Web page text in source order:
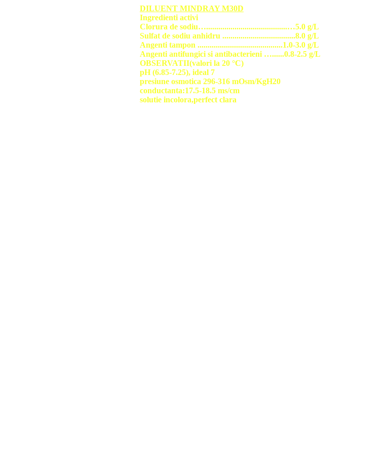
DILUENT MINDRAY M30D
Ingredienti activi
Clorura de sodiu…........................................…5.0 g/L
Sulfat de sodiu anhidru ....................................8.0 g/L
Angenti tampon ..........................................1.0-3.0 g/L
Angenti antifungici si antibacterieni …......0.8-2.5 g/L
OBSERVATII(valori la 20 °C)
pH (6.85-7.25), ideal 7
presiune osmotica 296-316 mOsm/KgH20
conductanta:17.5-18.5 ms/cm
solutie incolora,perfect clara